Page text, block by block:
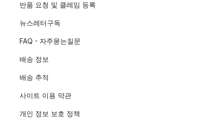
반품 요청 및 클레임 등록
뉴스레터구독
FAQ - 자주묻는질문
배송 정보
배송 추적
사이트 이용 약관
개인 정보 보호 정책